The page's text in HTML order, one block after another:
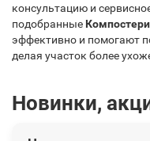
консультацию и
подобранные Компостери
эффективно и помогают
делая участок более
Новинки,